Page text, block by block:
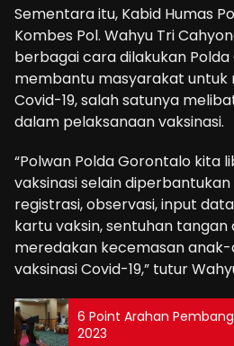
Sementara itu, Kabid Humas
Kombes Pol. Wahyu Tri
berbagai cara dilakukan
membantu masyarakat untuk
Covid-19, salah satunya
dalam pelaksanaan vaksinasi.
“Polwan Polda Gorontalo kita
vaksinasi selain
registrasi, observasi, input
kartu vaksin, sentuhan tangan
meredakan kecemasan
vaksinasi Covid-19,” tutur
6 Point Arahan
2023